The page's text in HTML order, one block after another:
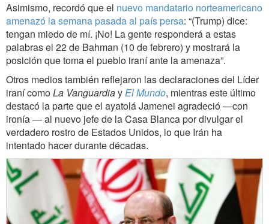
Asimismo, recordó que el nuevo mandatario norteamericano
amenazó la semana pasada al país persa: “(Trump) dice:
tengan miedo de mí. ¡No! La gente responderá a estas
palabras el 22 de Bahman (10 de febrero) y mostrará la
posición que toma el pueblo iraní ante la amenaza”.
Otros medios también reflejaron las declaraciones del Líder
iraní comoLa VanguardiayEl Mundo, mientras este último
destacó la parte que el ayatolá Jamenei agradeció —con
ironía — al nuevo jefe de la Casa Blanca por divulgar el
verdadero rostro de Estados Unidos, lo que Irán ha
intentado hacer durante décadas.